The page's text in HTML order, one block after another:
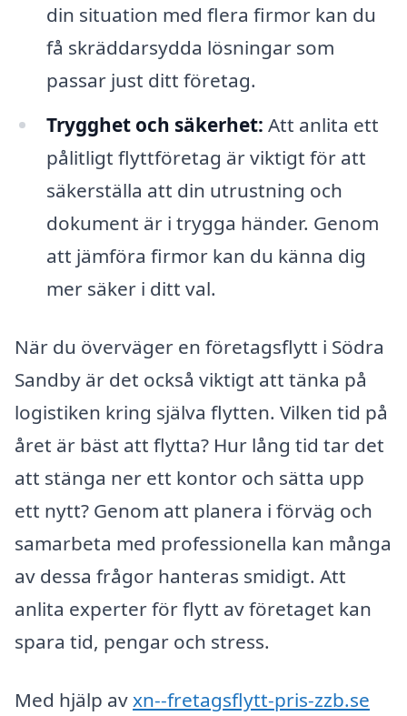
din situation med flera firmor kan du
få skräddarsydda lösningar som
passar just ditt företag.
Trygghet och säkerhet: Att anlita ett
pålitligt flyttföretag är viktigt för att
säkerställa att din utrustning och
dokument är i trygga händer. Genom
att jämföra firmor kan du känna dig
mer säker i ditt val.
När du överväger en företagsflytt i Södra
Sandby är det också viktigt att tänka på
logistiken kring själva flytten. Vilken tid på
året är bäst att flytta? Hur lång tid tar det
att stänga ner ett kontor och sätta upp
ett nytt? Genom att planera i förväg och
samarbeta med professionella kan många
av dessa frågor hanteras smidigt. Att
anlita experter för flytt av företaget kan
spara tid, pengar och stress.
Med hjälp avxn--fretagsflytt-pris-zzb.se